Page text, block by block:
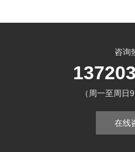
咨询
（周一至周日
在线